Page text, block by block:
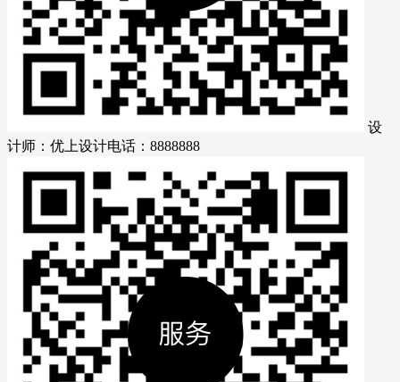
设
计师：优上设计电话：8888888